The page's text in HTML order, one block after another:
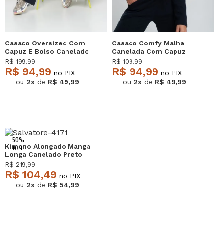
Casaco Oversized Com
Capuz E Bolso Canelado
Azul Claro Salvatore
R$ 199,99
R$ 94,99 no PIX
ou 2x de R$ 49,99
Casaco Comfy Malha
Canelada Com Capuz
Preto Salvatore
R$ 109,99
R$ 94,99 no PIX
ou 2x de R$ 49,99
50%
OFF
Kimono Alongado Manga
Longa Canelado Preto
Salvatore
R$ 219,99
R$ 104,49 no PIX
ou 2x de R$ 54,99